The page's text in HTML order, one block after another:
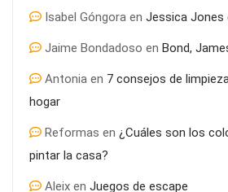
Isabel Góngora en Jessica Jones
Jaime Bondadoso en Bond,
Antonia en 7 consejos de
hogar
Reformas en ¿Cuáles son los
pintar la casa?
Aleix en Juegos de escape